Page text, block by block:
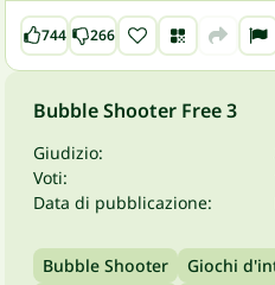
744 266
Bubble Shooter Free 3
Giudizio:
Voti:
Data di pubblicazione:
Bubble Shooter
Giochi